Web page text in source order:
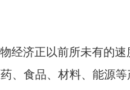
经济正以前所未有的
、食品、材料、能源